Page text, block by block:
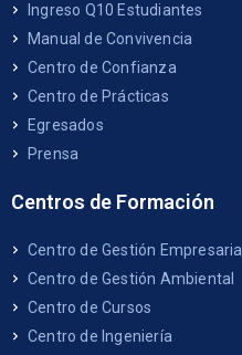
Ingreso Q10 Estudiantes
Manual de Convivencia
Centro de Confianza
Centro de Prácticas
Egresados
Prensa
Centros de Formación
Centro de Gestión Empresarial
Centro de Gestión Ambiental
Centro de Cursos
Centro de Ingeniería